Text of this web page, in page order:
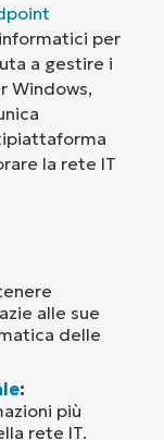
per
a gestire i
Windows,
la rete IT
alle sue
delle
:
più
rete IT.